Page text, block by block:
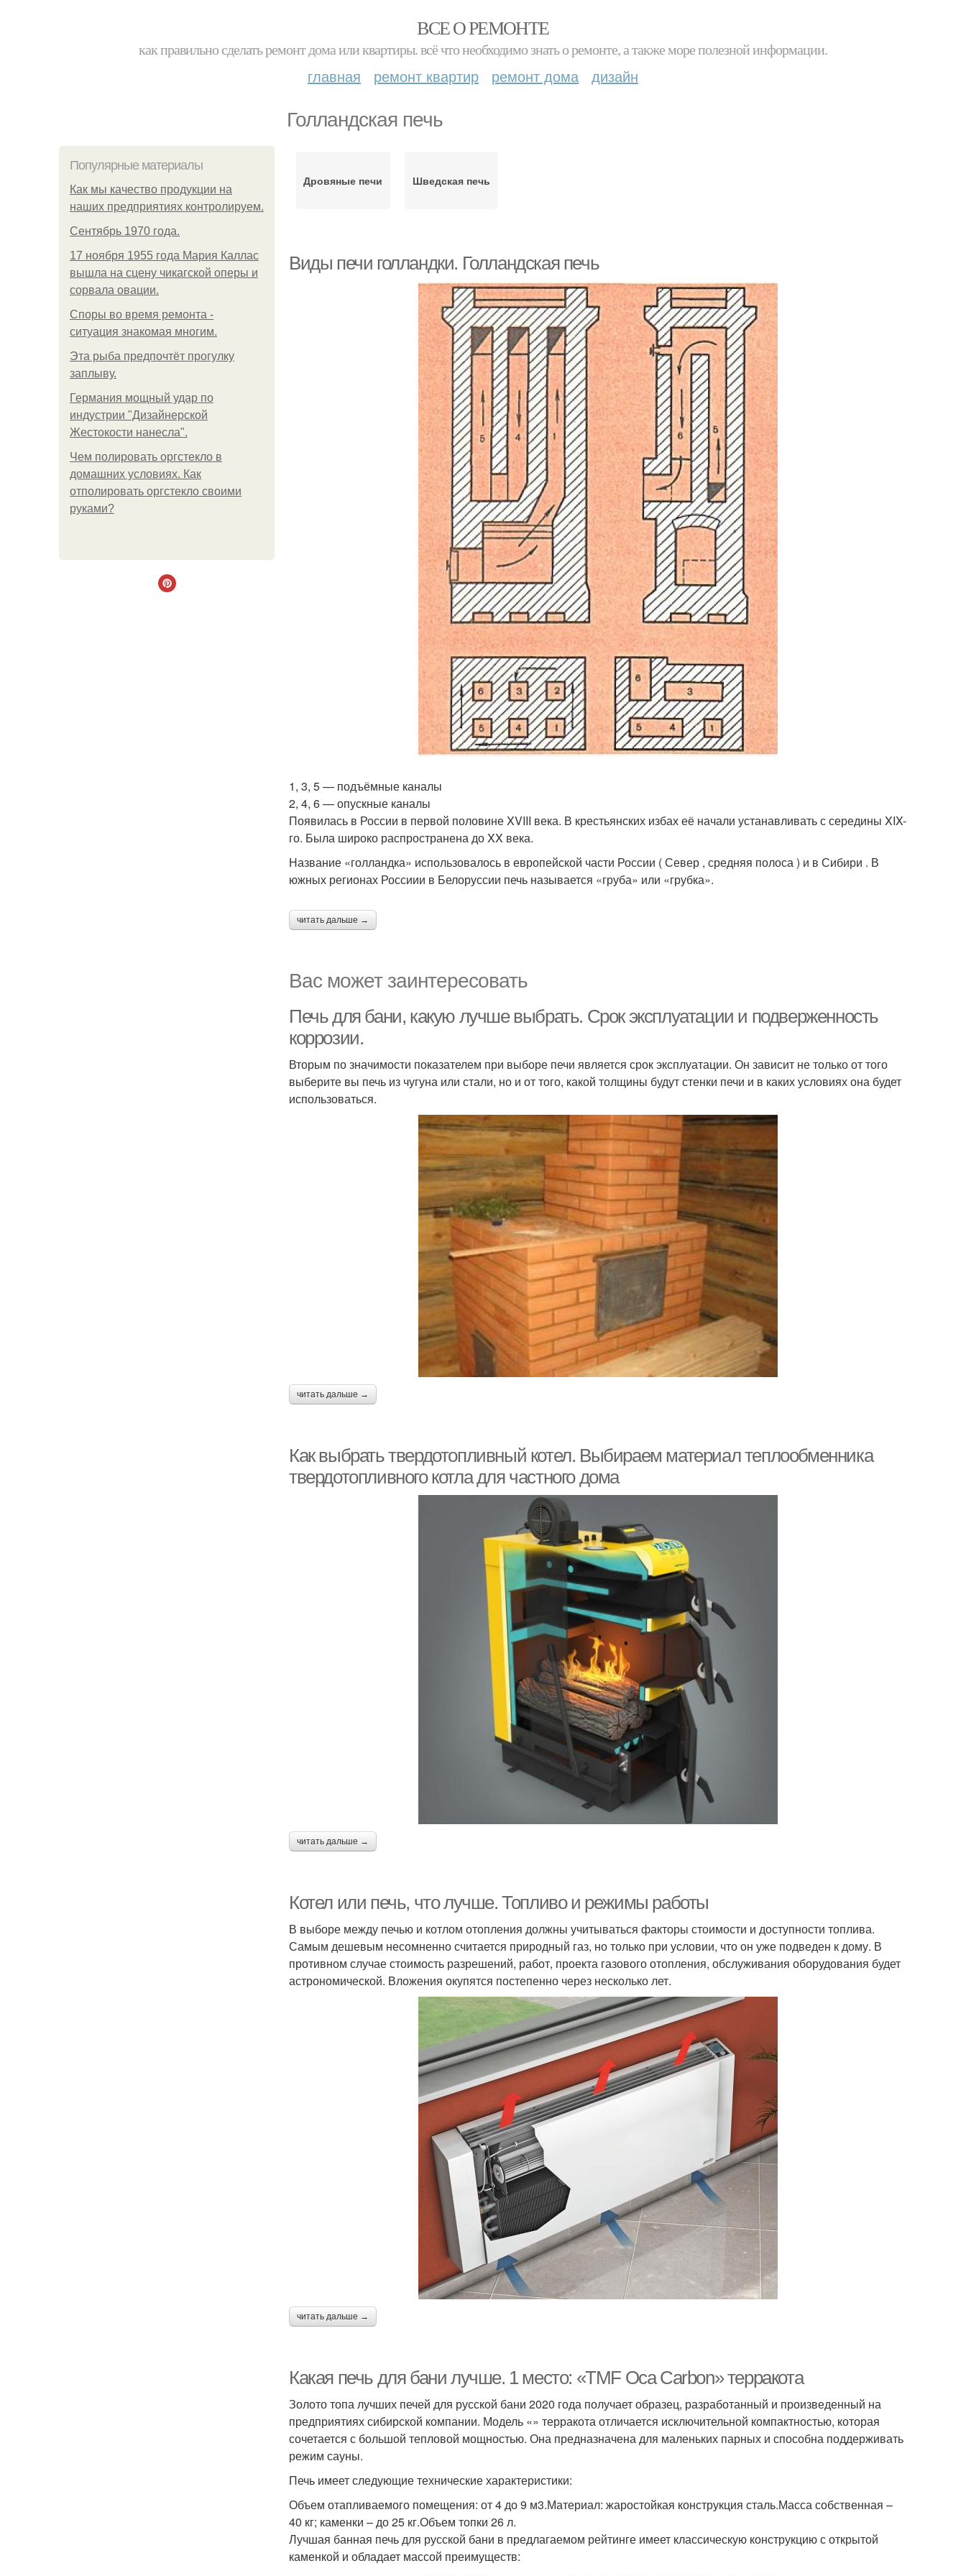
ВСЕ О РЕМОНТЕ
как правильно сделать ремонт дома или квартиры. всё что необходимо знать о ремонте, а также море полезной информации.
главная ремонт квартир ремонт дома дизайн
Голландская печь
Популярные материалы
Как мы качество продукции на
наших предприятиях контролируем.
Сентябрь 1970 года.
17 ноября 1955 года Мария Каллас
вышла на сцену чикагской оперы и
сорвала овации.
Споры во время ремонта -
ситуация знакомая многим.
Эта рыба предпочтёт прогулку
заплыву.
Германия мощный удар по
индустрии "Дизайнерской
Жестокости нанесла".
Чем полировать оргстекло в
домашних условиях. Как
отполировать оргстекло своими
руками?
Дровяные печи Шведская печь
Виды печи голландки. Голландская печь
1, 3, 5 — подъёмные каналы
2, 4, 6 — опускные каналы
Появилась в России в первой половине XVIII века. В крестьянских избах её начали устанавливать с середины XIX-
го. Была широко распространена до XX века.
Название «голландка» использовалось в европейской части России ( Север , средняя полоса ) и в Сибири . В
южных регионах Россиии в Белоруссии печь называется «груба» или «грубка».
читать дальше →
Вас может заинтересовать
Печь для бани, какую лучше выбрать. Срок эксплуатации и подверженность
коррозии.
Вторым по значимости показателем при выборе печи является срок эксплуатации. Он зависит не только от того
выберите вы печь из чугуна или стали, но и от того, какой толщины будут стенки печи и в каких условиях она будет
использоваться.
читать дальше →
Как выбрать твердотопливный котел. Выбираем материал теплообменника
твердотопливного котла для частного дома
читать дальше →
Котел или печь, что лучше. Топливо и режимы работы
В выборе между печью и котлом отопления должны учитываться факторы стоимости и доступности топлива.
Самым дешевым несомненно считается природный газ, но только при условии, что он уже подведен к дому. В
противном случае стоимость разрешений, работ, проекта газового отопления, обслуживания оборудования будет
астрономической. Вложения окупятся постепенно через несколько лет.
читать дальше →
Какая печь для бани лучше. 1 место: «TMF Оса Carbon» терракота
Золото топа лучших печей для русской бани 2020 года получает образец, разработанный и произведенный на
предприятиях сибирской компании. Модель «» терракота отличается исключительной компактностью, которая
сочетается с большой тепловой мощностью. Она предназначена для маленьких парных и способна поддерживать
режим сауны.
Печь имеет следующие технические характеристики:
Объем отапливаемого помещения: от 4 до 9 м3.Материал: жаростойкая конструкция сталь.Масса собственная –
40 кг; каменки – до 25 кг.Объем топки 26 л.
Лучшая банная печь для русской бани в предлагаемом рейтинге имеет классическую конструкцию с открытой
каменкой и обладает массой преимуществ: